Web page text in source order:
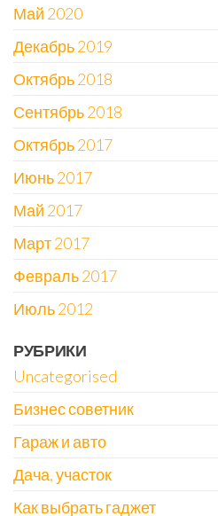
Май 2020
Декабрь 2019
Октябрь 2018
Сентябрь 2018
Октябрь 2017
Июнь 2017
Май 2017
Март 2017
Февраль 2017
Июль 2012
РУБРИКИ
Uncategorised
Бизнес советник
Гараж и авто
Дача, участок
Как выбрать гаджет